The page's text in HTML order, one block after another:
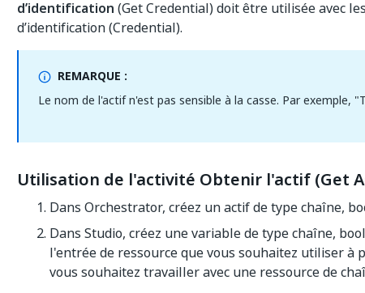
d’identification (Get Credential) doit être utilisée avec
d’identification (Credential).
REMARQUE :
Le nom de l'actif n'est pas sensible à la casse. Par exemple,
Utilisation de l'activité Obtenir l'actif (Get
Dans Orchestrator, créez un actif de type chaîne,
Dans Studio, créez une variable de type chaîne,
l'entrée de ressource que vous souhaitez utiliser à
vous souhaitez travailler avec une ressource de